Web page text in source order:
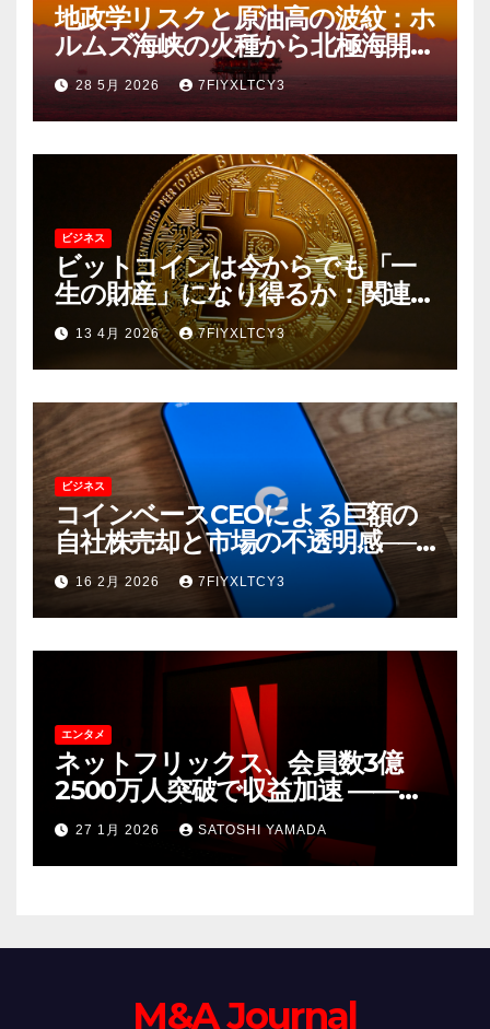
地政学リスクと原油高の波紋：ホ
ルムズ海峡の火種から北極海開発
の「幻想」まで
28 5月 2026 7FIYXLTCY3
ビジネス
ビットコインは今からでも「一
生の財産」になり得るか：関連企
業の動向と長期的な資産価値
13 4月 2026 7FIYXLTCY3
ビジネス
コインベースCEOによる巨額の
自社株売却と市場の不透明感──5
億ドル超の「売り」が示唆する
もの
16 2月 2026 7FIYXLTCY3
エンタメ
ネットフリックス、会員数3億
2500万人突破で収益加速 ――
2026年は広告事業とスペイン発
コンテンツに注力
27 1月 2026 SATOSHI YAMADA
M&A Journal